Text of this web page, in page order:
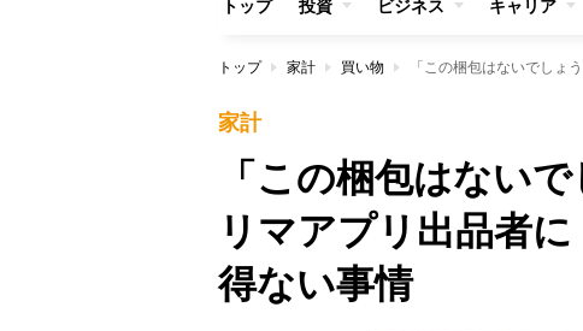
トップ 投資 ビジネス キャリア
トップ 家計 買い物
家計
「この梱包はない
リマアプリ出品者
得ない事情